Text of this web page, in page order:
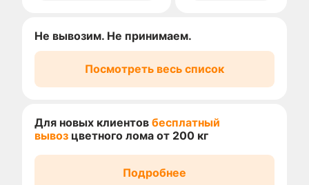
Не вывозим. Не принимаем.
Посмотреть весь список
Для новых клиентов бесплатный
вывоз цветного лома от 200 кг
Подробнее